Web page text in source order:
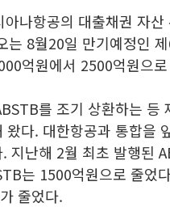
나항공의 대출채권 자
는 8월20일 만기예정인
억원에서 2500억원으
를 조기 상환하는 등
다. 대한항공과 통합을
지난해 2월 최초 발행된
는 1500억원으로 줄었
줄었다.